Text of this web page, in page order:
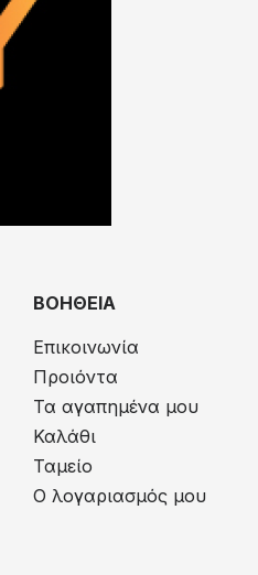
ΒΟΗΘΕΙΑ
Επικοινωνία
Προιόντα
Τα αγαπημένα μου
Καλάθι
Ταμείο
Ο λογαριασμός μου